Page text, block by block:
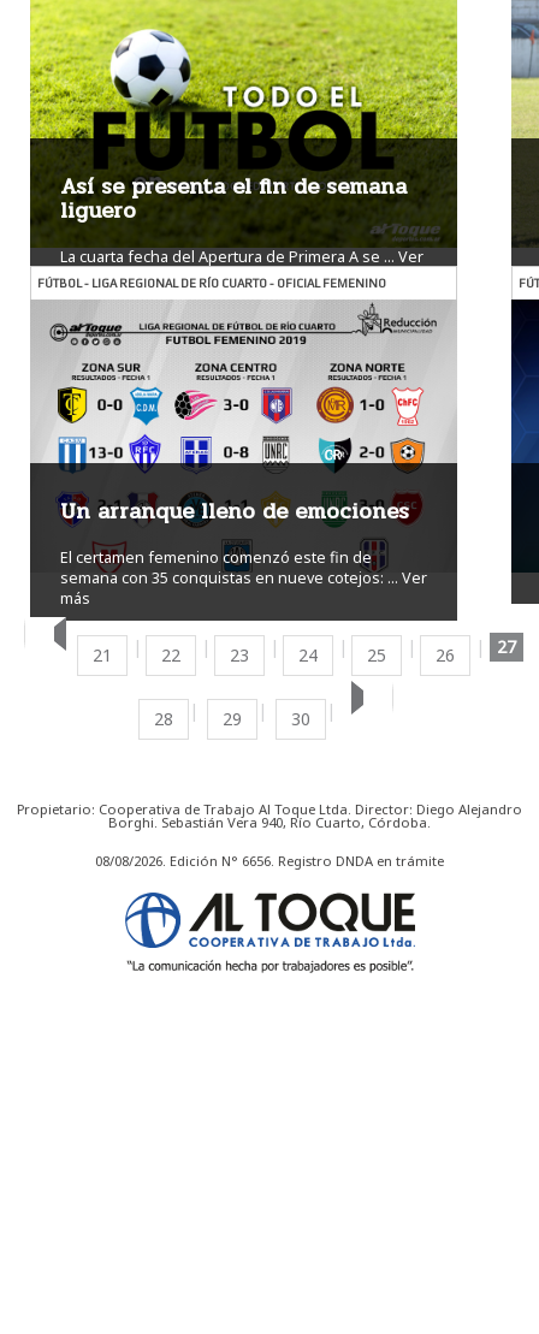
Así se presenta el fin de semana
liguero
La cuarta fecha del Apertura de Primera A se ... Ver
más
FÚTBOL - LIGA REGIONAL DE RÍO CUARTO - OFICIAL FEMENINO
Un arranque lleno de emociones
El certamen femenino comenzó este fin de
semana con 35 conquistas en nueve cotejos: ... Ver
más
21 22 23 24 25 26 27
28 29 30
Propietario: Cooperativa de Trabajo Al Toque Ltda. Director: Diego Alejandro
Borghi. Sebastián Vera 940, Río Cuarto, Córdoba.
08/08/2026. Edición N° 6656. Registro DNDA en trámite